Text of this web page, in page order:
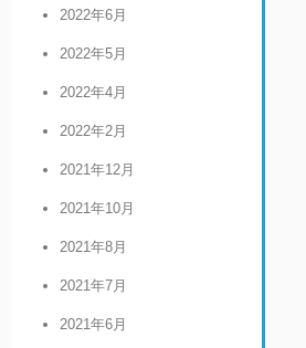
2022年6月
2022年5月
2022年4月
2022年2月
2021年12月
2021年10月
2021年8月
2021年7月
2021年6月